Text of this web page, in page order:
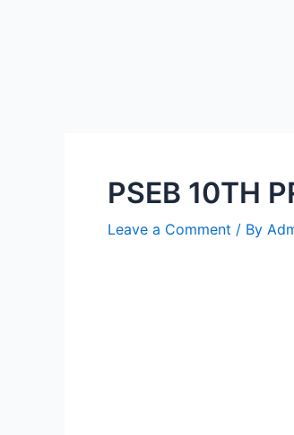
PSEB 10TH
Leave a Comment / By